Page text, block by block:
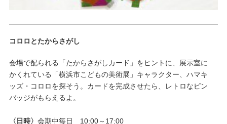
コロロとたからさがし
会場で配られる「たからさがしカード」をヒントに、展示室に
かくれている「横浜市こどもの美術展」キャラクター、ハマキ
ッズ・コロロを探そう。カードを完成させたら、レトロなピン
バッジがもらえるよ。
〈日時〉 会期中毎日 10:00～17:00